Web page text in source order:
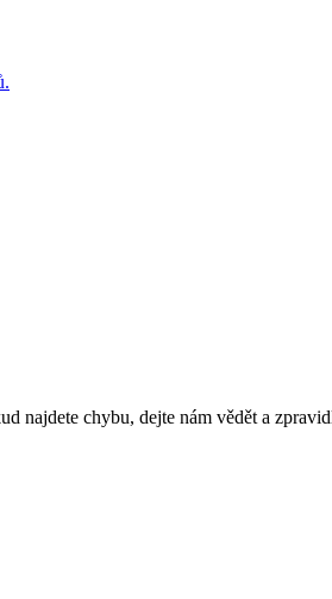
najdete chybu, dejte nám vědět a